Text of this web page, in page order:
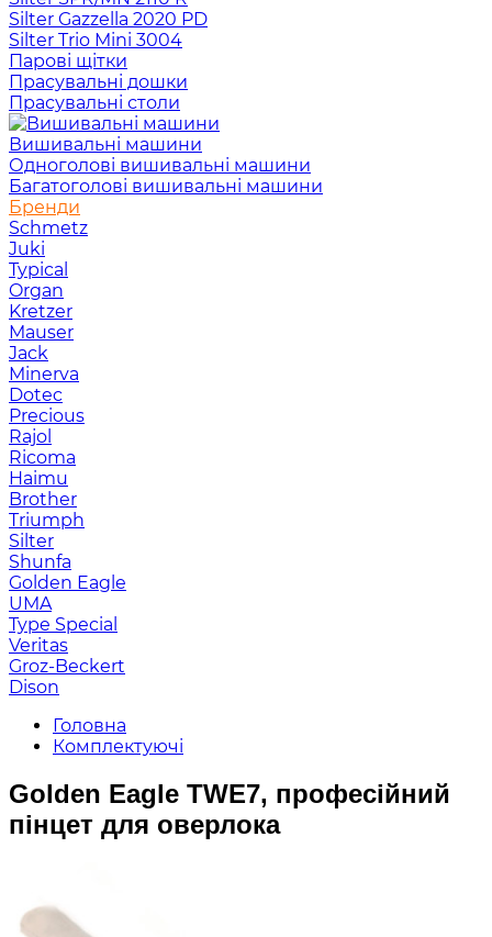
Silter Gazzella 2020 PD
Silter Trio Mini 3004
Парові щітки
Прасувальні дошки
Прасувальні столи
Вишивальні машини
Одноголові вишивальні машини
Багатоголові вишивальні машини
Бренди
Schmetz
Juki
Typical
Organ
Kretzer
Mauser
Jack
Minerva
Dotec
Precious
Rajol
Ricoma
Haimu
Brother
Triumph
Silter
Shunfa
Golden Eagle
UMA
Type Special
Veritas
Groz-Beckert
Dison
Головна
Комплектуючі
Golden Eagle TWE7, професійний
пінцет для оверлока